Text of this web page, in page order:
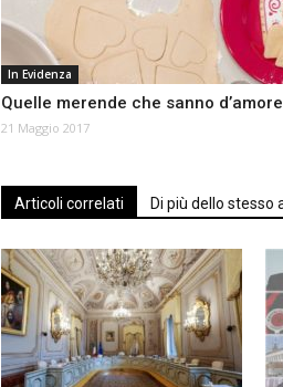
In Evidenza
Quelle merende che sanno d’amore
21 Maggio 2017
Articoli correlati Di più dello stesso